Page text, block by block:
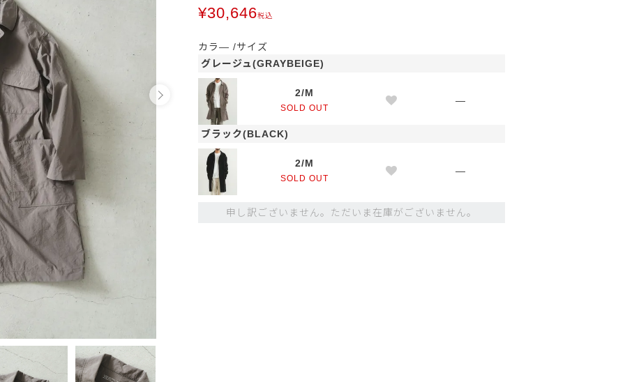
¥30,646税込
カラ―
サイズ
グレージュ(GRAYBEIGE)
2/M
SOLD OUT
—
ブラック(BLACK)
2/M
SOLD OUT
—
申し訳ございません。ただいま在庫がございません。